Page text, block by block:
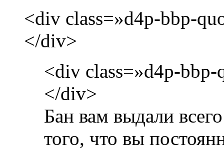
<div class=»d4p-bbp-
</div>
<div class=»d4p-
</div>
Бан вам выдали
того, что вы